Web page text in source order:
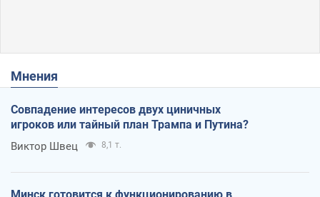
Мнения
Совпадение интересов двух циничных
игроков или тайный план Трампа и Путина?
Виктор Швец 8,1 т.
Минск готовится к функционированию в